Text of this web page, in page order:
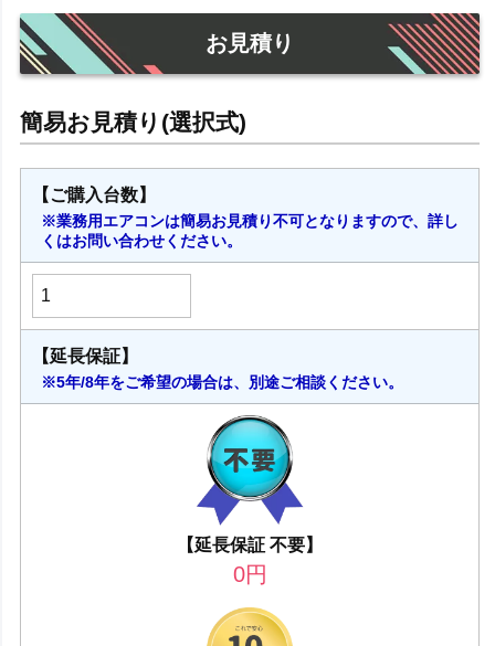
お見積り
【ご購入台数】
※業務用エアコンは簡易お見積り不可となりますので、詳し
くはお問い合わせください。
【延長保証】
※5年/8年をご希望の場合は、別途ご相談ください。
【延長保証 不要】
0円